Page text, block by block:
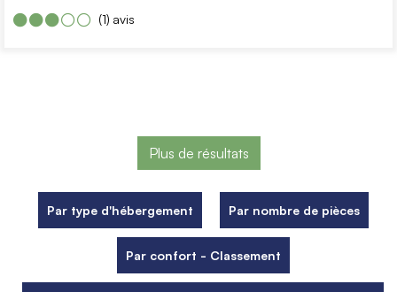
avis
(1)
Plus de résultats
Par type d'hébergement Par nombre de pièces
Par confort - Classement